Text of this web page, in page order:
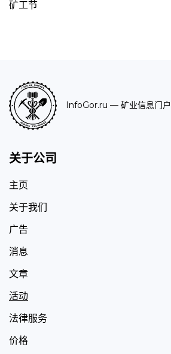
矿工节
InfoGor.ru — 矿业信息门户
关于公司
主页
关于我们
广告
消息
文章
活动
法律服务
价格